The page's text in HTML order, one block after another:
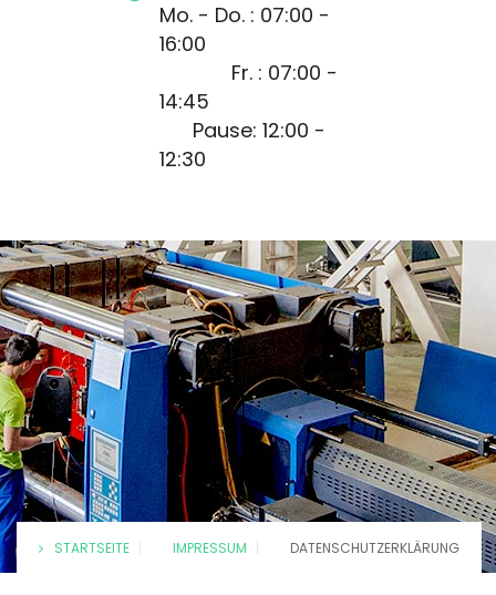
Mo. - Do. : 07:00 -
16:00
Fr. : 07:00 -
14:45
Pause: 12:00 -
12:30
STARTSEITE IMPRESSUM DATENSCHUTZERKLÄRUNG